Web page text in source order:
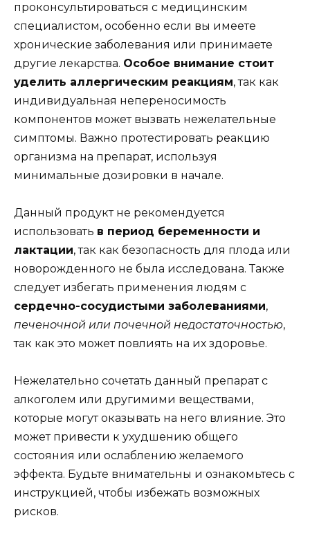
проконсультироваться с медицинским
специалистом, особенно если вы имеете
хронические заболевания или принимаете
другие лекарства. Особое внимание стоит
уделить аллергическим реакциям, так как
индивидуальная непереносимость
компонентов может вызвать нежелательные
симптомы. Важно протестировать реакцию
организма на препарат, используя
минимальные дозировки в начале.
Данный продукт не рекомендуется
использовать в период беременности и
лактации, так как безопасность для плода или
новорожденного не была исследована. Также
следует избегать применения людям с
сердечно-сосудистыми заболеваниями,
печеночной или почечной недостаточностью,
так как это может повлиять на их здоровье.
Нежелательно сочетать данный препарат с
алкоголем или другимими веществами,
которые могут оказывать на него влияние. Это
может привести к ухудшению общего
состояния или ослаблению желаемого
эффекта. Будьте внимательны и ознакомьтесь с
инструкцией, чтобы избежать возможных
рисков.